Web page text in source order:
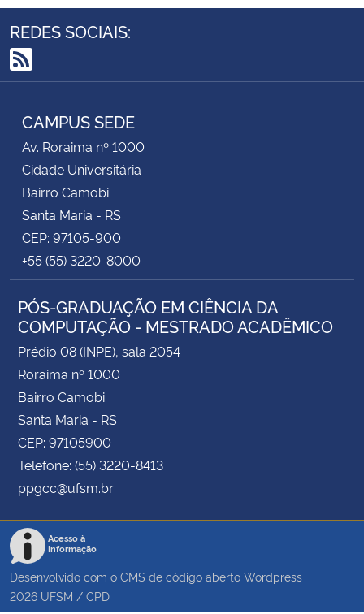
REDES SOCIAIS:
RSS
CAMPUS SEDE
Av. Roraima nº 1000
Cidade Universitária
Bairro Camobi
Santa Maria - RS
CEP: 97105-900
+55 (55) 3220-8000
PÓS-GRADUAÇÃO EM CIÊNCIA DA
COMPUTAÇÃO - MESTRADO ACADÊMICO
Prédio 08 (INPE), sala 2054
Roraima nº 1000
Bairro Camobi
Santa Maria - RS
CEP: 97105900
Telefone: (55) 3220-8413
ppgcc@ufsm.br
Acesso à
Informação
Desenvolvido com o CMS de código aberto Wordpress
2026 UFSM / CPD